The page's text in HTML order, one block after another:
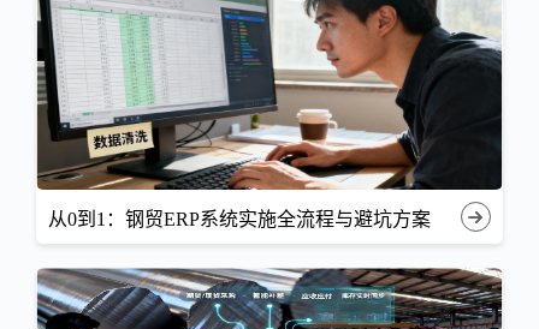
从0到1：钢贸ERP系统实施全流程与避坑方案